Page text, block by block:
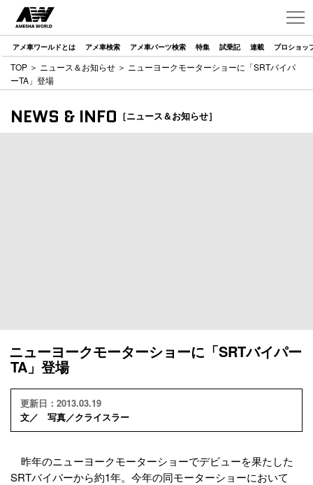
アメ車ワールドとは アメ車検索 アメ車パーツ検索 特集 試乗記 連載 プロショッ
TOP ＞ ニュース＆お知らせ ＞ ニューヨークモーターショーに「SRTバイパ
ーTA」登場
NEWS & INFO ［ニュース＆お知らせ］
ニューヨークモーターショーに「SRTバイパー
TA」登場
更新日：2013.03.19
文／ 写真／クライスラー
昨年のニューヨークモーターショーでデビューを果たした
SRTバイパーから約1年。今年の同モーターショーにおいて